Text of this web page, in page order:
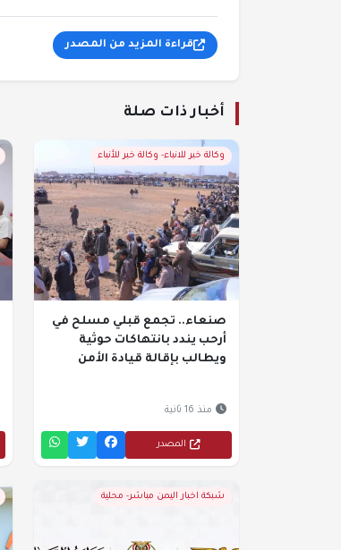
قراءة المزيد من المصدر
أخبار ذات صلة
وكالة خبر للانباء- وكالة خبر للأنباء
صنعاء.. تجمع قبلي مسلح في
أرحب يندد بانتهاكات حوثية
ويطالب بإقالة قيادة الأمن
منذ 16 ثانية
المصدر
شبكة اخبار اليمن مباشر- محلية